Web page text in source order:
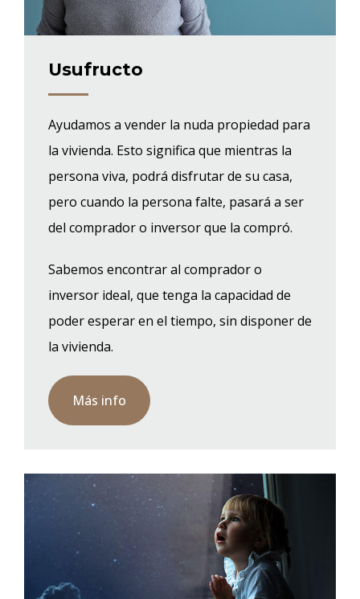
Usufructo
Ayudamos a vender la nuda propiedad para
la vivienda. Esto significa que mientras la
persona viva, podrá disfrutar de su casa,
pero cuando la persona falte, pasará a ser
del comprador o inversor que la compró.
Sabemos encontrar al comprador o
inversor ideal, que tenga la capacidad de
poder esperar en el tiempo, sin disponer de
la vivienda.
Más info